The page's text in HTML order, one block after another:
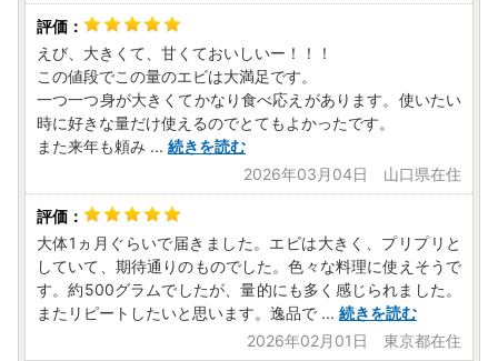
えび、大きくて、甘くておいしいー！！！
この値段でこの量のエビは大満足です。
一つ一つ身が大きくてかなり食べ応えがあります。使いたい
時に好きな量だけ使えるのでとてもよかったです。
また来年も頼み ... 続きを読む
2026年03月04日 山口県在住
大体1ヵ月ぐらいで届きました。エビは大きく、プリプリと
していて、期待通りのものでした。色々な料理に使えそうで
す。約500グラムでしたが、量的にも多く感じられました。
またリピートしたいと思います。逸品で ... 続きを読む
2026年02月01日 東京都在住